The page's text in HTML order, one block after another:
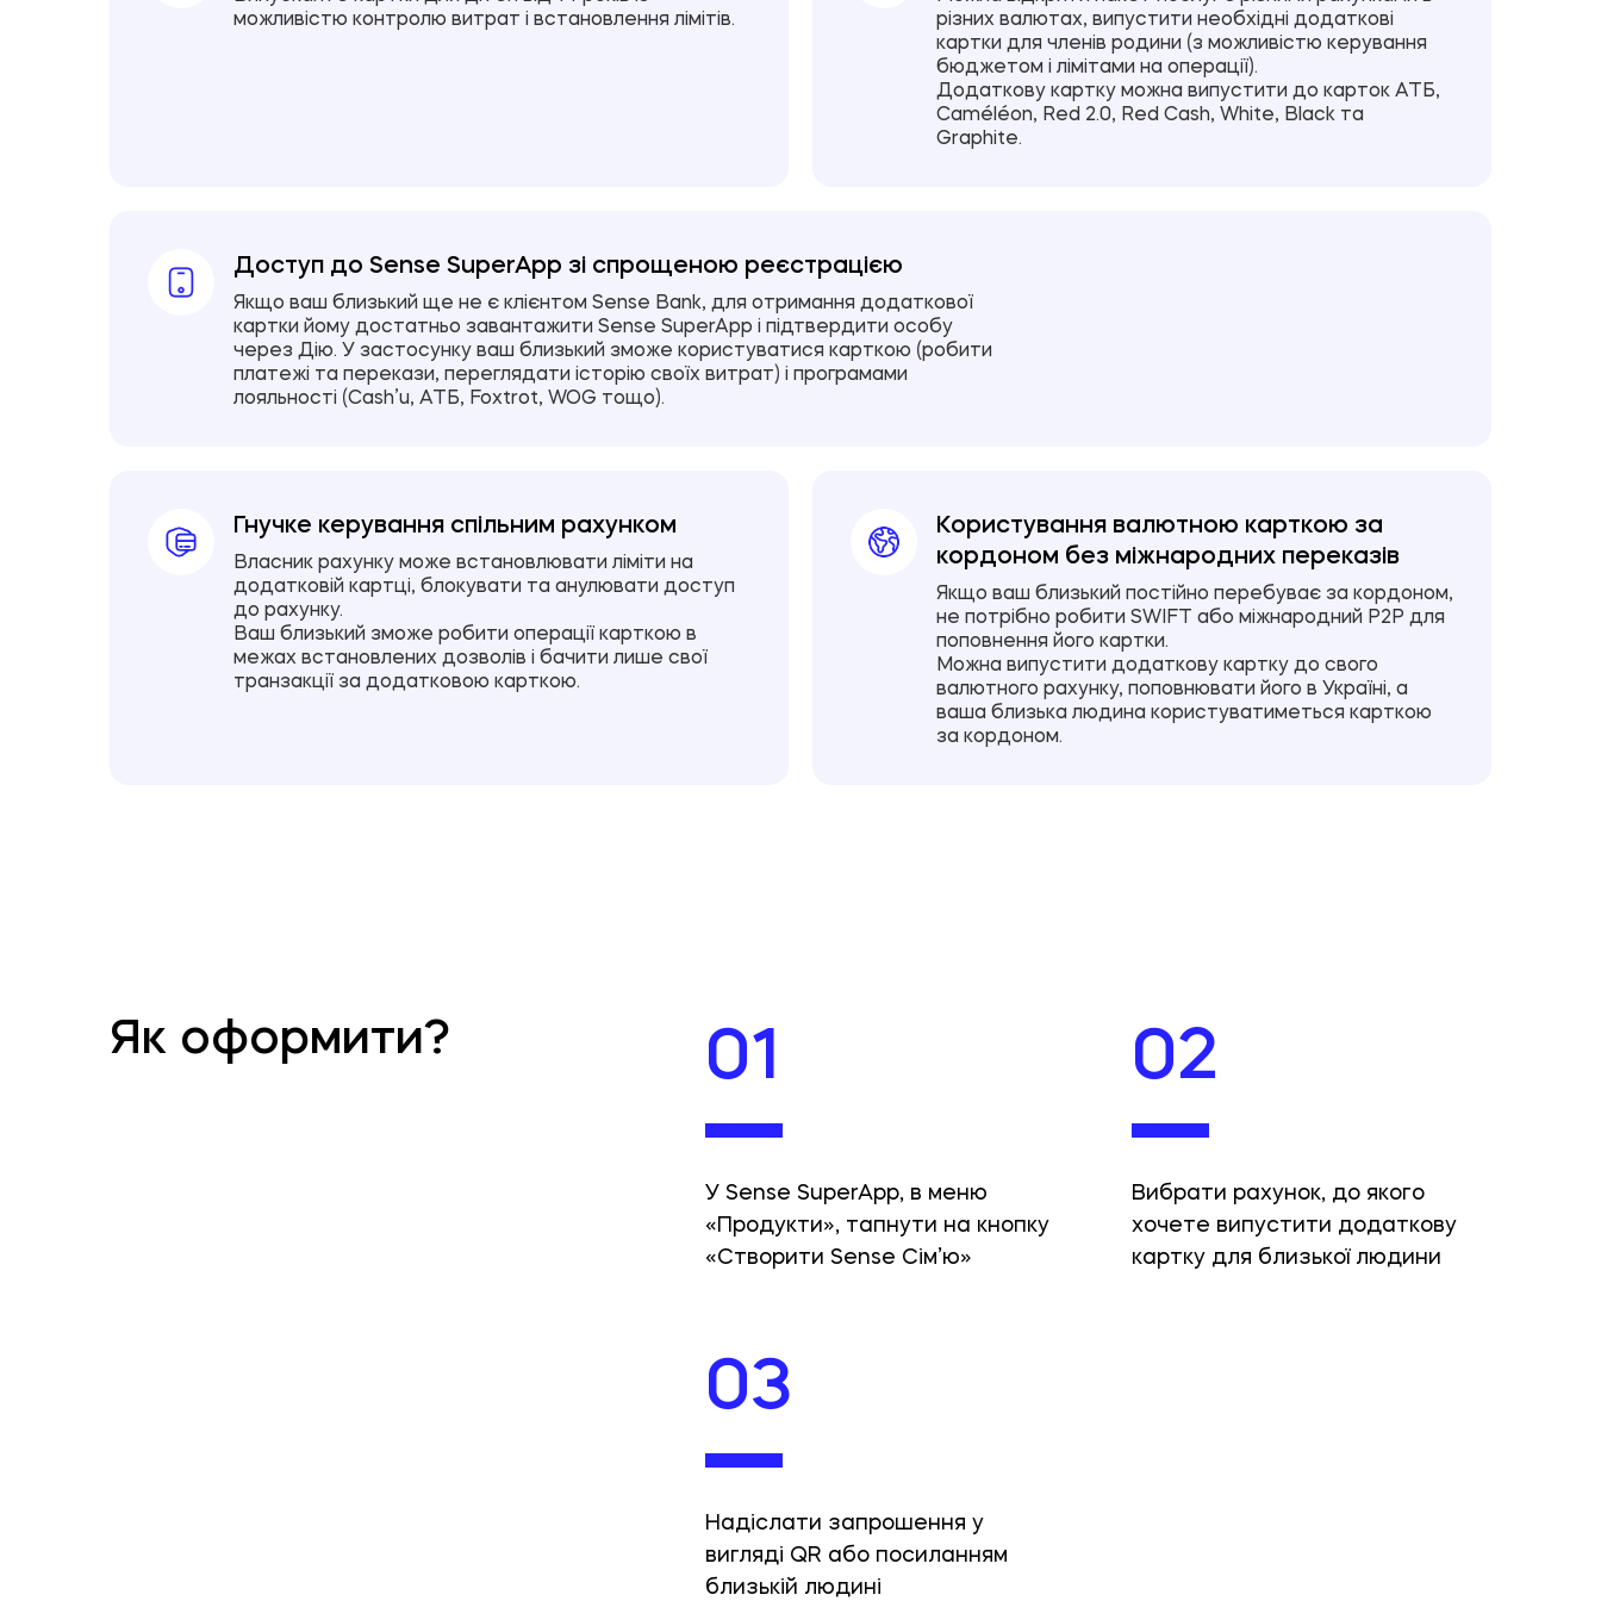
- у визначених кредитним договором випадках Банк має право вимагати
дострокового погашення платежів за споживчим кредитом та
відшкодування збитків, завданих йому порушенням зобов’язання;
- Банк має право звернутись до колекторських компаній, що діють в
можливістю контролю витрат і встановлення лімітів.
різних валютах, випустити необхідні додаткові
картки для членів родини (з можливістю керування
бюджетом і лімітами на операції).
Додаткову картку можна випустити до карток АТБ,
Caméléon, Red 2.0, Red Cash, White, Black та
Graphite.
Доступ до Sense SuperApp зі спрощеною реєстрацією
Якщо ваш близький ще не є клієнтом Sense Bank, для отримання додаткової
картки йому достатньо завантажити Sense SuperApp і підтвердити особу
через Дію. У застосунку ваш близький зможе користуватися карткою (робити
платежі та перекази, переглядати історію своїх витрат) і програмами
лояльності (Cash’u, АТБ, Foxtrot, WOG тощо).
Гнучке керування спільним рахунком
Власник рахунку може встановлювати ліміти на
додатковій картці, блокувати та анулювати доступ
до рахунку.
Ваш близький зможе робити операції карткою в
межах встановлених дозволів і бачити лише свої
транзакції за додатковою карткою.
Користування валютною карткою за
кордоном без міжнародних переказів
Якщо ваш близький постійно перебуває за кордоном,
не потрібно робити SWIFT або міжнародний P2P для
поповнення його картки.
Можна випустити додаткову картку до свого
валютного рахунку, поповнювати його в Україні, а
ваша близька людина користуватиметься карткою
за кордоном.
Як оформити? 01
У Sense SuperApp, в меню
«Продукти», тапнути на кнопку
«Створити Sense Сім’ю»
02
Вибрати рахунок, до якого
хочете випустити додаткову
картку для близької людини
03
Надіслати запрошення у
вигляді QR або посиланням
близькій людині